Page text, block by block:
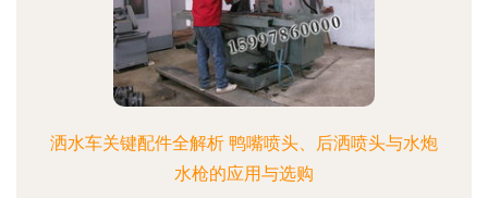
洒水车关键配件全解析 鸭嘴喷头、后洒喷头与水炮
水枪的应用与选购